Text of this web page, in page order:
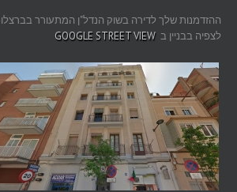
ההזדמנות שלך לדירה בשוק הנדל"ן המתעורר
לצפיה בבניין ב GOOGLE STREET VIEW